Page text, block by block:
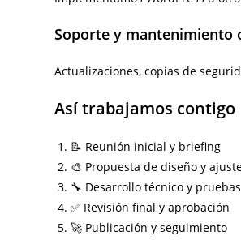
Soporte y mantenimiento
Actualizaciones, copias de
Así trabajamos contigo
📝 Reunión inicial y briefing
🎨 Propuesta de diseño y
🔧 Desarrollo técnico y pruebas
✅ Revisión final y aprobación
🚀 Publicación y seguimiento